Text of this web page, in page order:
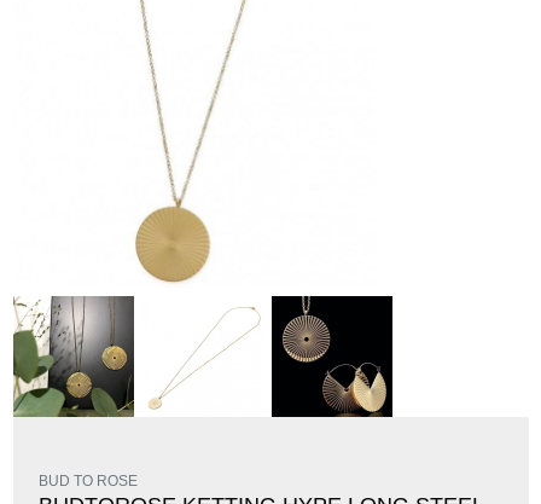
BUD TO ROSE